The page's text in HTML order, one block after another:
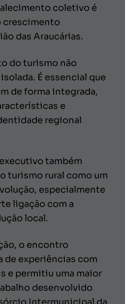
coletivo é
crescimento
das Araucárias.
do turismo não
É essencial que
de forma integrada,
e
regional
também
turismo rural como um
especialmente
ligação com a
local.
o encontro
experiências com
e permitiu uma maior
desenvolvido